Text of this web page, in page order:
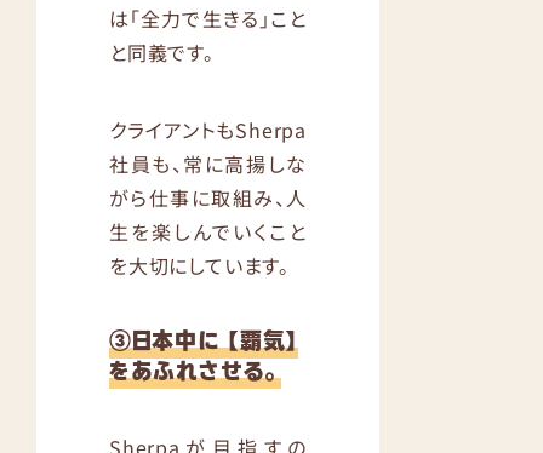
は「全力で生きる」こと
と同義です。
クライアントもSherpa
社員も、常に高揚しな
がら仕事に取組み、人
生を楽しんでいくこと
を大切にしています。
③日本中に 【覇気】
をあふれさせる。
Sherpaが目指すの